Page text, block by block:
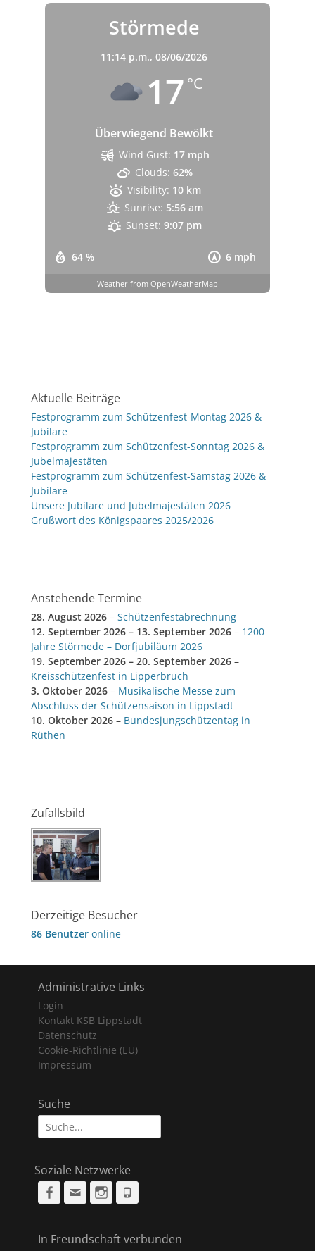
Störmede
11:14 p.m., 08/06/2026
17 °C
Überwiegend Bewölkt
64 % 6 mph
Wind Gust: 17 mph
Clouds: 62%
Visibility: 10 km
Sunrise: 5:56 am
Sunset: 9:07 pm
Weather from OpenWeatherMap
Aktuelle Beiträge
Festprogramm zum Schützenfest-Montag 2026 &
Jubilare
Festprogramm zum Schützenfest-Sonntag 2026 &
Jubelmajestäten
Festprogramm zum Schützenfest-Samstag 2026 &
Jubilare
Unsere Jubilare und Jubelmajestäten 2026
Grußwort des Königspaares 2025/2026
Anstehende Termine
28. August 2026 – Schützenfestabrechnung
12. September 2026 – 13. September 2026 – 1200
Jahre Störmede – Dorfjubiläum 2026
19. September 2026 – 20. September 2026 –
Kreisschützenfest in Lipperbruch
3. Oktober 2026 – Musikalische Messe zum
Abschluss der Schützensaison in Lippstadt
10. Oktober 2026 – Bundesjungschützentag in
Rüthen
Zufallsbild
Derzeitige Besucher
86 Benutzer online
Administrative Links
Login
Kontakt KSB Lippstadt
Datenschutz
Cookie-Richtlinie (EU)
Impressum
Suche
Suche
nach:
Soziale Netzwerke
Facebook
Email Instagram
In Freundschaft verbunden